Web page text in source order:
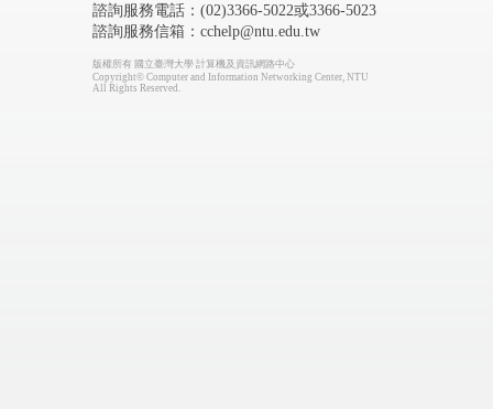
諮詢服務電話：(02)3366-5022或3366-5023
諮詢服務信箱：cchelp@ntu.edu.tw
版權所有 國立臺灣大學 計算機及資訊網路中心
Copyright© Computer and Information Networking Center, NTU
All Rights Reserved.